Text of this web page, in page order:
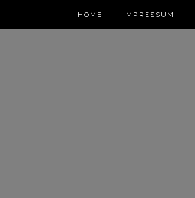
HOME IMPRESSUM